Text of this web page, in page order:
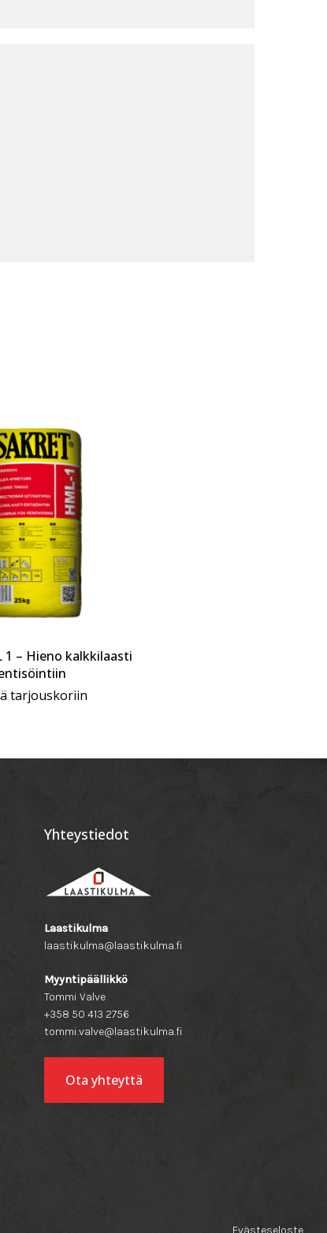
1 – Hieno kalkkilaasti
tarjouskoriin
Yhteystiedot
Laastikulma
laastikulma@laastikulma.fi
Myyntipäällikkö
Tommi Valve
+358 50 413 2756
tommi.valve@laastikulma.fi
Ota yhteyttä
Evästeseloste